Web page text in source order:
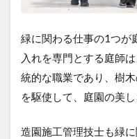
緑に関わる仕事の1つが
入れを専門とする庭師
統的な職業であり、樹
を駆使して、庭園の美し
造園施工管理技士も緑